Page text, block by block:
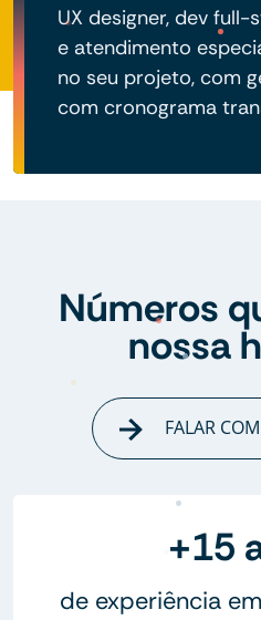
UX designer, dev full-
e atendimento
no seu projeto, com
com cronograma
Números
nossa
FALAR
+15
de experiência